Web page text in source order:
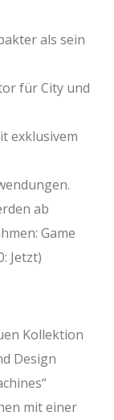
als sein
für City und
exklusivem
ab
Game
Jetzt)
Kollektion
Design
mit einer